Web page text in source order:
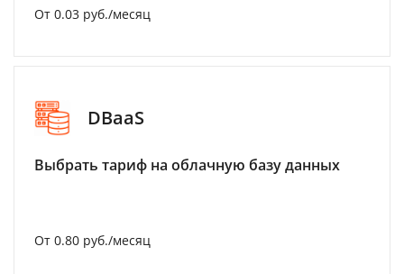
От 0.03 руб./месяц
DBaaS
Выбрать тариф на облачную базу данных
От 0.80 руб./месяц